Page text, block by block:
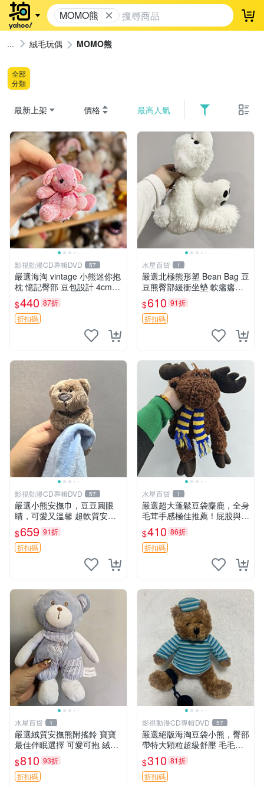
MOMO熊 登
絨毛玩偶 MOMO熊
全部
分類
最新上架 價格 最高人氣
影視動漫CD專輯DVD 57
嚴選海淘 vintage 小熊迷你抱
枕 憶記臀部 豆包設計 4cm
高 推薦收藏 迷你豆包小熊、
高臀部、豆袋抱枕
$440 87折
折扣碼
水星百貨 1
嚴選北極熊形塑 Bean Bag 豆
豆熊臀部緩衝坐墊 軟癟癟舒
壓設計 保暖又實用 適合久坐
放松 推薦居家使用 RUSS系
列 豆豆熊屁屁坐墊 3D顆粒結
$610 91折
折扣碼
影視動漫CD專輯DVD 57
嚴選小熊安撫巾，豆豆圓眼
睛，可愛又溫馨 超軟質安撫
巾，豆豆設計，哄睡好幫手
約克豆豆眼安撫巾 數碼豆豆
眼
$659 91折
折扣碼
水星百貨 1
嚴選超大蓬鬆豆袋麋鹿，全身
毛茸手感極佳推薦！屁股與四
肢填充均勻，適合收藏與孩童
共賞。 麋鹿 豆袋 毛茸玩具
$410 86折
折扣碼
水星百貨 1
嚴選絨質安撫熊附搖鈴 寶寶
最佳伴眠選擇 可愛可抱 絨毛
玩具 安撫熊 嬰兒用
$810 93折
折扣碼
影視動漫CD專輯DVD 57
嚴選絕版海淘豆袋小熊，臀部
帶特大顆粒超級舒壓 毛毛摸
起來格外順滑適合收藏 100%
棉質 豆袋枕 豆袋、抱枕、小
熊
$310 81折
折扣碼